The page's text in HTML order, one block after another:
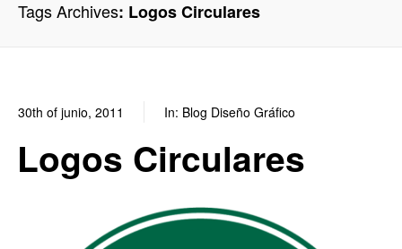
Tags Archives Logos Circulares
30th of junio, 2011 In: Blog Diseño Gráfico
Logos Circulares